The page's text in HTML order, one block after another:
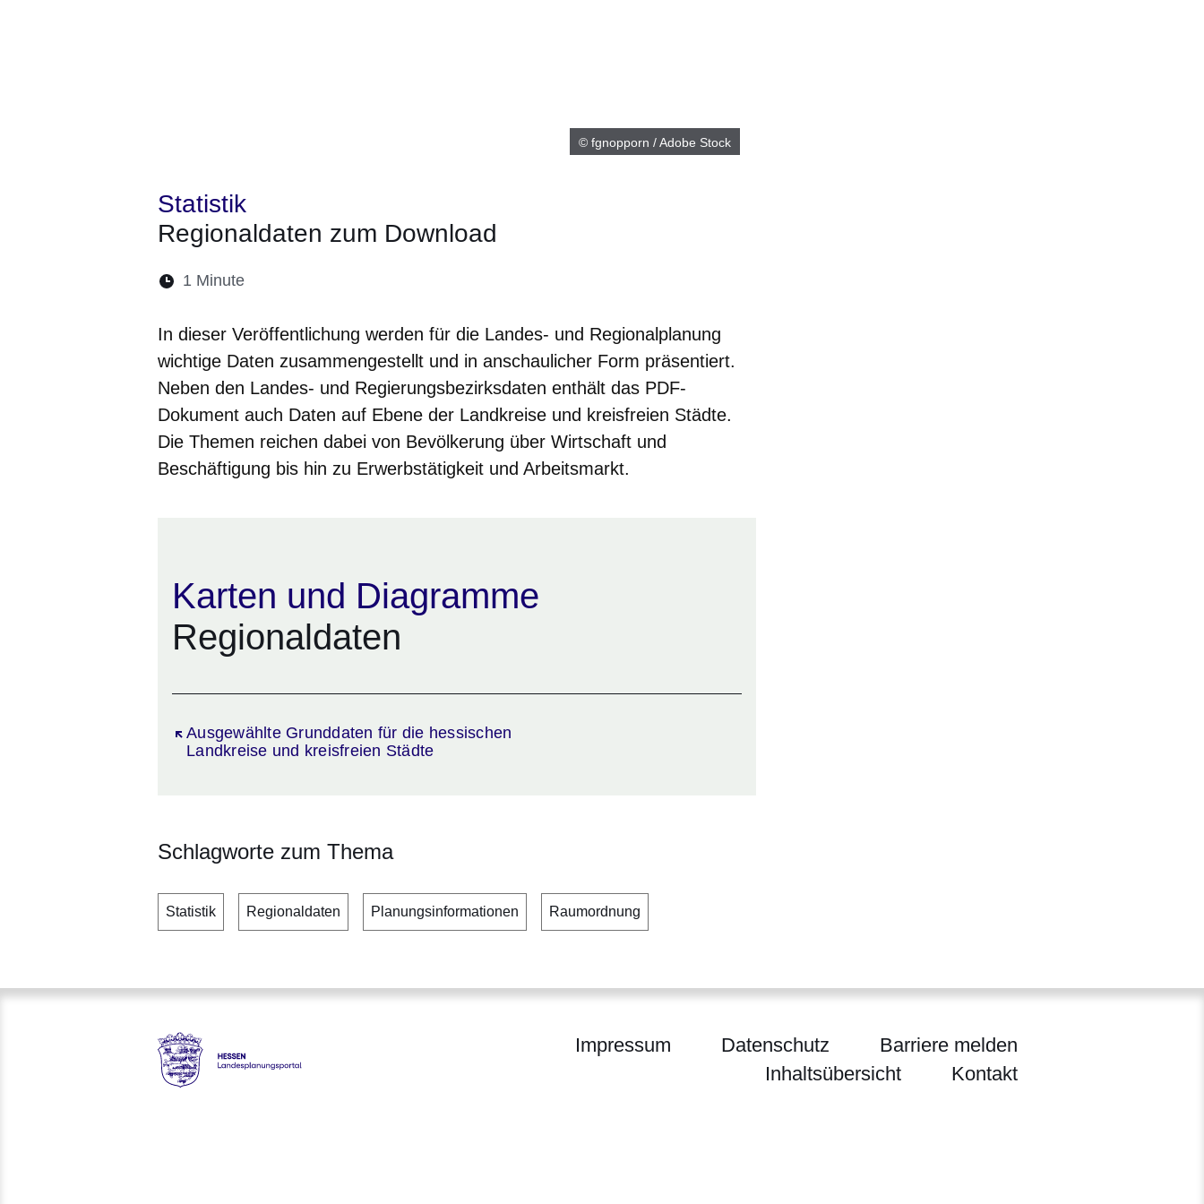
© fgnopporn / Adobe Stock
Statistik
Regionaldaten zum Download
Lesedauer:
1 Minute
In dieser Veröffentlichung werden für die Landes- und Regionalplanung
wichtige Daten zusammengestellt und in anschaulicher Form präsentiert.
Neben den Landes- und Regierungsbezirksdaten enthält das PDF-
Dokument auch Daten auf Ebene der Landkreise und kreisfreien Städte.
Die Themen reichen dabei von Bevölkerung über Wirtschaft und
Beschäftigung bis hin zu Erwerbstätigkeit und Arbeitsmarkt.
Karten und Diagramme
Regionaldaten
Ausgewählte Grunddaten für die hessischen
Landkreise und kreisfreien Städte
Öffnet sich in einem neuen Fenster
Schlagworte zum Thema
Statistik Regionaldaten Planungsinformationen Raumordnung
Impressum Datenschutz
Barriere melden
Inhaltsübersicht
Kontakt